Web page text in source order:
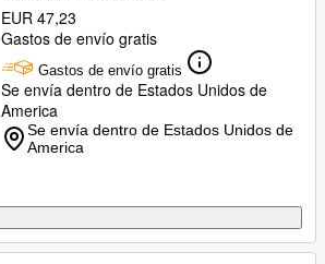
EUR 47,23
Gastos de envío gratis
Gastos de envío gratis
Se envía dentro de Estados Unidos de
America
Se envía dentro de Estados Unidos de
America